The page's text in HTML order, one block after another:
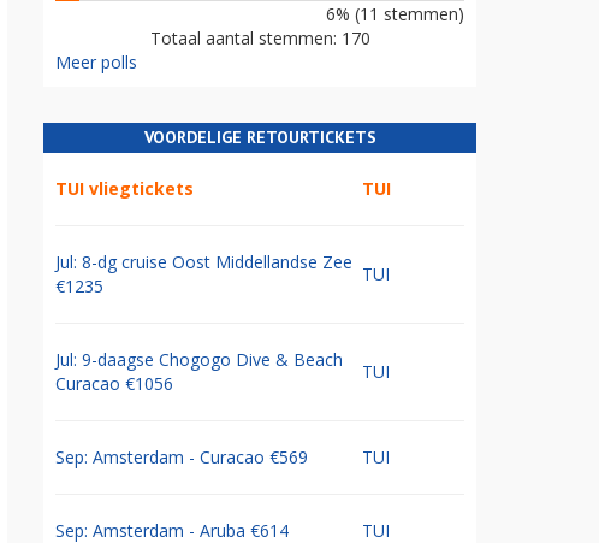
6% (11 stemmen)
Totaal aantal stemmen: 170
Meer polls
VOORDELIGE RETOURTICKETS
TUI vliegtickets TUI
Jul: 8-dg cruise Oost Middellandse Zee
€1235
TUI
Jul: 9-daagse Chogogo Dive & Beach
Curacao €1056
TUI
Sep: Amsterdam - Curacao €569 TUI
Sep: Amsterdam - Aruba €614 TUI